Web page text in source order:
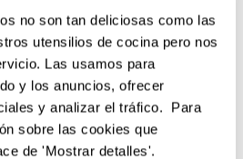
no son tan deliciosas como las
utensilios de cocina pero nos
Las usamos para
y los anuncios, ofrecer
y analizar el tráfico. Para
sobre las cookies que
de 'Mostrar detalles'.
comoda per voi
Steel Hondas
who bought this product.